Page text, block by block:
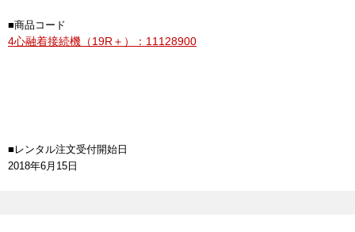
■商品コード
4心融着接続機（19R＋）：11128900
■レンタル注文受付開始日
2018年6月15日